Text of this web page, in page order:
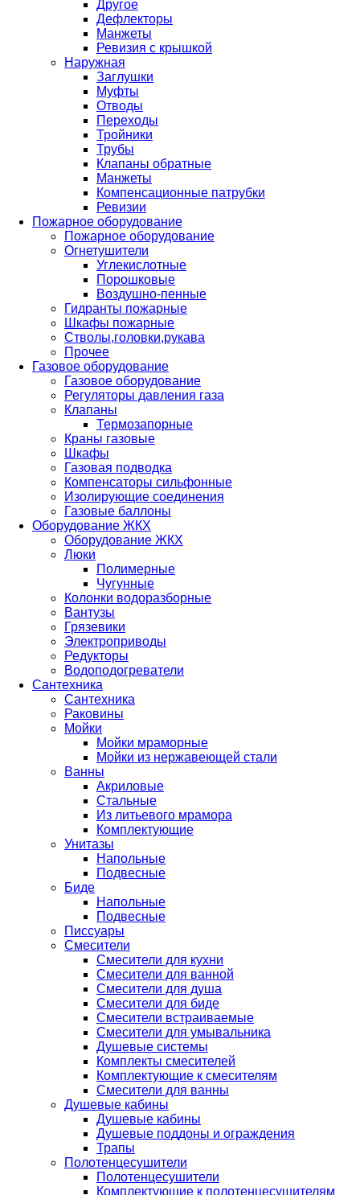
Другое
Дефлекторы
Манжеты
Ревизия с крышкой
Наружная
Заглушки
Муфты
Отводы
Переходы
Тройники
Трубы
Клапаны обратные
Манжеты
Компенсационные патрубки
Ревизии
Пожарное оборудование
Пожарное оборудование
Огнетушители
Углекислотные
Порошковые
Воздушно-пенные
Гидранты пожарные
Шкафы пожарные
Стволы,головки,рукава
Прочее
Газовое оборудование
Газовое оборудование
Регуляторы давления газа
Клапаны
Термозапорные
Краны газовые
Шкафы
Газовая подводка
Компенсаторы сильфонные
Изолирующие соединения
Газовые баллоны
Оборудование ЖКХ
Оборудование ЖКХ
Люки
Полимерные
Чугунные
Колонки водоразборные
Вантузы
Грязевики
Электроприводы
Редукторы
Водоподогреватели
Сантехника
Сантехника
Раковины
Мойки
Мойки мраморные
Мойки из нержавеющей стали
Ванны
Акриловые
Стальные
Из литьевого мрамора
Комплектующие
Унитазы
Напольные
Подвесные
Биде
Напольные
Подвесные
Писсуары
Смесители
Смесители для кухни
Смесители для ванной
Смесители для душа
Смесители для биде
Смесители встраиваемые
Смесители для умывальника
Душевые системы
Комплекты смесителей
Комплектующие к смесителям
Смесители для ванны
Душевые кабины
Душевые кабины
Душевые поддоны и ограждения
Трапы
Полотенцесушители
Полотенцесушители
Комплектующие к полотенцесушителям